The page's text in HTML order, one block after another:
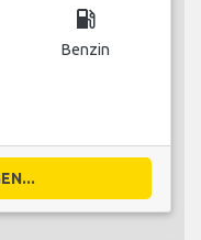
local_gas_station
Benzin